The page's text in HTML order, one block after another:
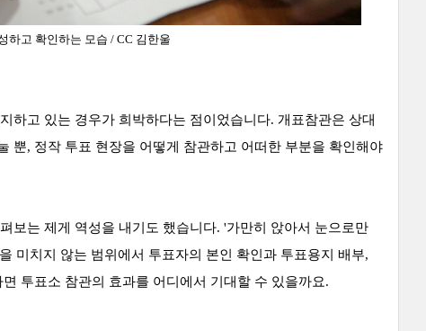
하고 확인하는 모습 / CC 김한울
하고 있는 경우가 희박하다는 점이었습니다. 개표참관은 상대
뿐, 정작 투표 현장을 어떻게 참관하고 어떠한 부분을 확인해야
보는 제게 역성을 내기도 했습니다. '가만히 앉아서 눈으로만
미치지 않는 범위에서 투표자의 본인 확인과 투표용지 배부,
투표소 참관의 효과를 어디에서 기대할 수 있을까요.